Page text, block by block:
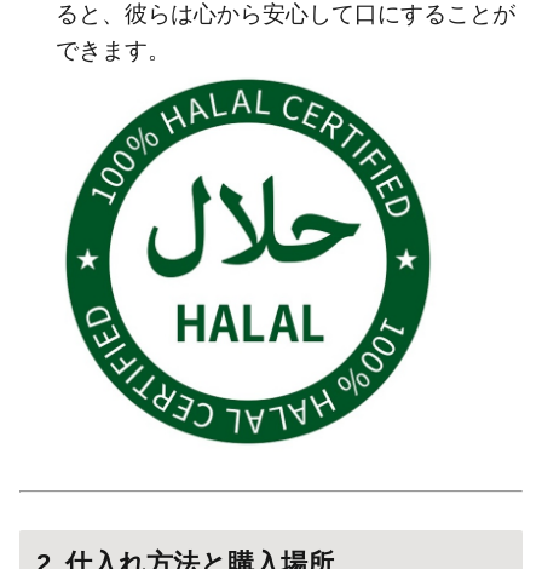
ると、彼らは心から安心して口にすることが
できます。